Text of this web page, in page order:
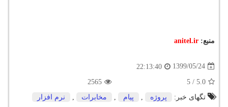
منبع: anitel.ir
1399/05/24
22:13:40
5.0
/
5
2565
تگهای خبر:
پروژه پیام مخابرات نرم افزار